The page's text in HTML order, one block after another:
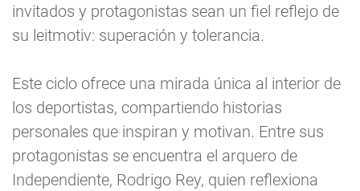
invitados y protagonistas sean un fiel reflejo de
su leitmotiv: superación y tolerancia.
Este ciclo ofrece una mirada única al interior de
los deportistas, compartiendo historias
personales que inspiran y motivan. Entre sus
protagonistas se encuentra el arquero de
Independiente, Rodrigo Rey, quien reflexiona